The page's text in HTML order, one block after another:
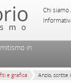
Chi siamo
in
e grafica Anzio, scritte